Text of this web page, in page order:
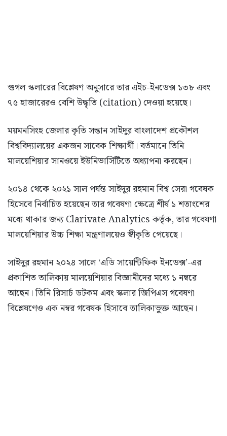
গুগল স্কলারের বিশ্লেষণ অনুসারে তার এইচ-ইনডেক্স ১৩৮ এবং
৭৫ হাজারেরও বেশি উদ্ধৃতি (citation) দেওয়া হয়েছে।
ময়মনসিংহ জেলার কৃতি সন্তান সাইদুর বাংলাদেশ প্রকৌশল
বিশ্ববিদ্যালয়ের একজন সাবেক শিক্ষার্থী। বর্তমানে তিনি
মালয়েশিয়ার সানওয়ে ইউনিভার্সিটিতে অধ্যাপনা করছেন।
২০১৪ থেকে ২০২১ সাল পর্যন্ত সাইদুর রহমান বিশ্ব সেরা গবেষক
হিসেবে নির্বাচিত হয়েছেন তার গবেষণা ক্ষেত্রে শীর্ষ ১ শতাংশের
মধ্যে থাকার জন্য Clarivate Analytics কর্তৃক, তার গবেষণা
মালয়েশিয়ার উচ্চ শিক্ষা মন্ত্রণালয়েও স্বীকৃতি পেয়েছে।
সাইদুর রহমান ২০২৪ সালে ‘এডি সায়েন্টিফিক ইনডেক্স’-এর
প্রকাশিত তালিকায় মালয়েশিয়ার বিজ্ঞানীদের মধ্যে ১ নম্বরে
আছেন। তিনি রিসার্চ ডটকম এবং স্কলার জিপিএস গবেষণা
বিশ্লেষণেও এক নম্বর গবেষক হিসাবে তালিকাভুক্ত আছেন।